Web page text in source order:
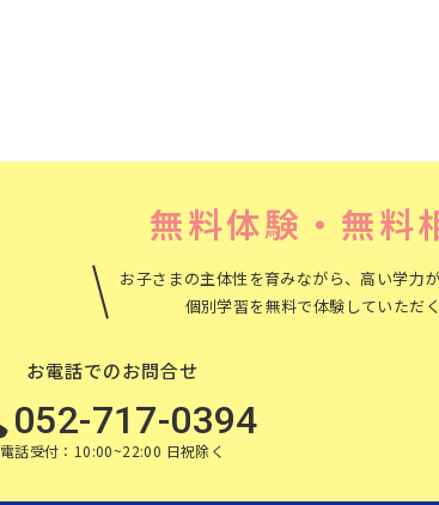
無料体験・無料
お子さまの主体性を育みながら、高い学力
個別学習を無料で体験していただ
お電話でのお問合せ
052-717-0394
電話受付：10:00~22:00 日祝除く